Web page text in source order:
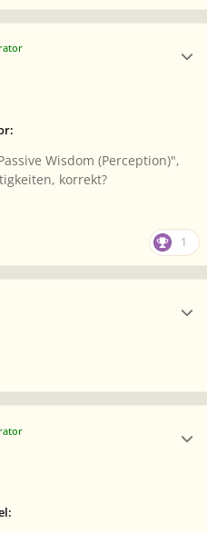
Wisdom (Perception)",
korrekt?
1